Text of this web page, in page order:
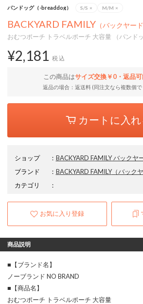
パンドッグ（-breaddog） S/S × M/M ×
BACKYARD FAMILY （バックヤー
おむつポーチ トラベルポーチ 大容量 （パンドッ
¥2,181 税込
この商品はサイズ交換￥0・返品
返品の場合：返送料 (同注文なら複数個
カートに入れ
ショップ ： BACKYARD FAMILY バックヤ
ブランド
： BACKYARD FAMILY（バック
カテゴリ
：
お気に入り登録
商品説明
■【ブランド名】
ノーブランド NO BRAND
■【商品名】
おむつポーチ トラベルポーチ 大容量